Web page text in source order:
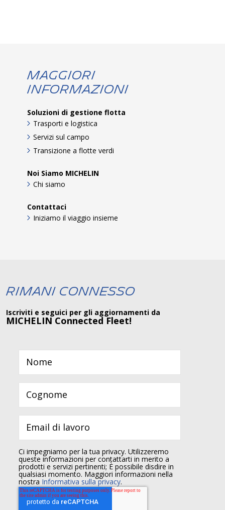
Maggiori
informazioni
Soluzioni di gestione flotta
Trasporti e logistica
Servizi sul campo
Transizione a flotte verdi
Noi Siamo MICHELIN
Chi siamo
Contattaci
Iniziamo il viaggio insieme
Rimani connesso
Iscriviti e seguici per gli aggiornamenti da
MICHELIN Connected Fleet!
Ci impegniamo per la tua privacy. Utilizzeremo
queste informazioni per contattarti in merito a
prodotti e servizi pertinenti; È possibile disdire in
qualsiasi momento. Maggiori informazioni nella
nostra Informativa sulla privacy.